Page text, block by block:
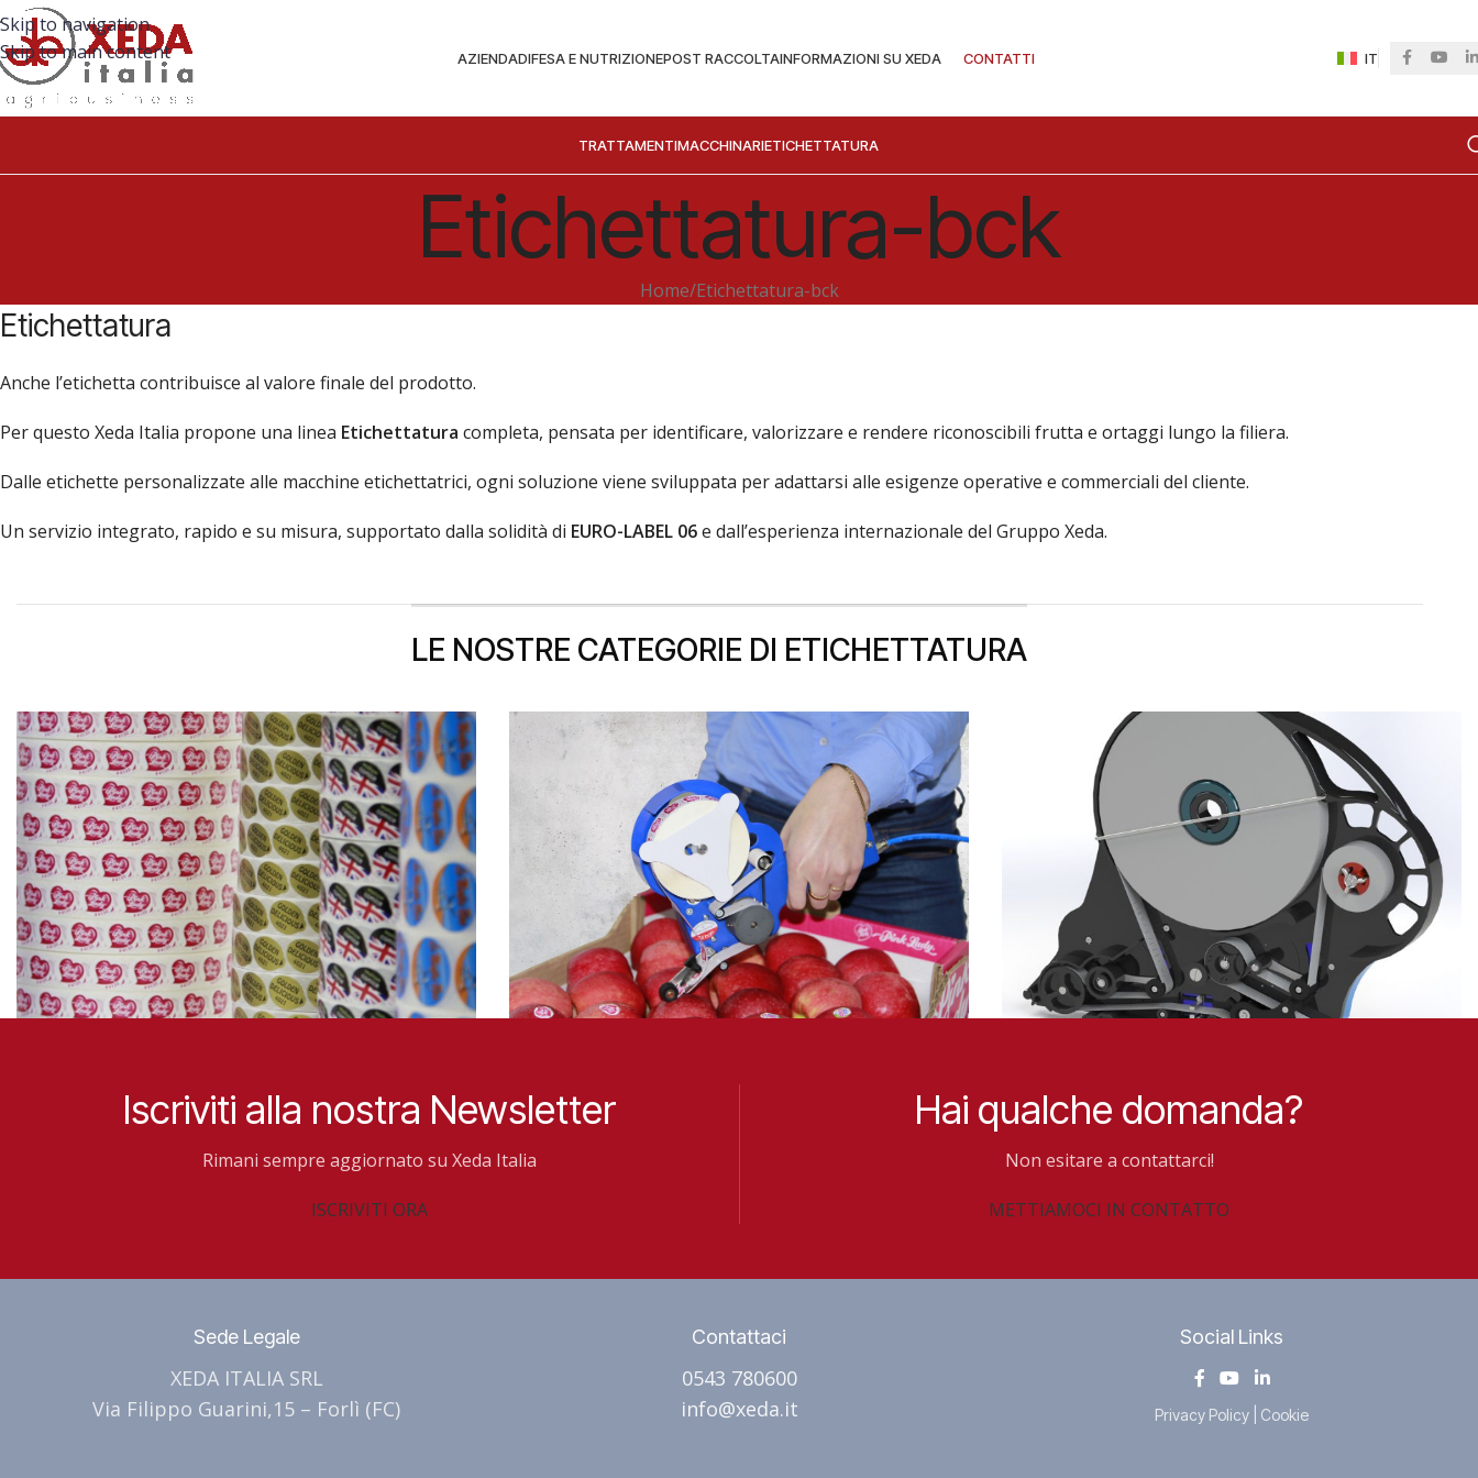
Skip to navigation
Skip to main content
AZIENDADIFESA E NUTRIZIONEPOST RACCOLTAINFORMAZIONI SU XEDA CONTATTI IT
TRATTAMENTIMACCHINARIETICHETTATURA
Etichettatura-bck
Home Etichettatura-bck
Etichettatura
Anche l’etichetta contribuisce al valore finale del prodotto.
Per questo Xeda Italia propone una linea Etichettatura completa, pensata per identificare, valorizzare e rendere riconoscibili frutta e ortaggi lungo la filiera.
Dalle etichette personalizzate alle macchine etichettatrici, ogni soluzione viene sviluppata per adattarsi alle esigenze operative e commerciali del cliente.
Un servizio integrato, rapido e su misura, supportato dalla solidità di EURO-LABEL 06e dall’esperienza internazionale del Gruppo Xeda.
LE NOSTRE CATEGORIE DI ETICHETTATURA
Bollini
Etichettatrici
Etichettatrice
automatica
Scopri di più
Iscriviti alla nostra Newsletter
Rimani sempre aggiornato su Xeda Italia
ISCRIVITI ORA
Hai qualche domanda?
Non esitare a contattarci!
METTIAMOCI IN CONTATTO
Sede Legale
XEDA ITALIA SRL
Via Filippo Guarini,15 – Forlì (FC)
Contattaci
0543 780600
info@xeda.it
Social Links
Privacy Policy Cookie